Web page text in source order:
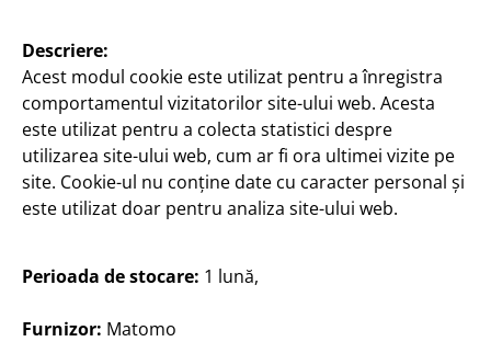
Carieră
Expansion
Calitate
Sustenabilitate
Contact
Căutare filială
Descriere:
Acest modul cookie este utilizat pentru a înregistra
comportamentul vizitatorilor site-ului web. Acesta
este utilizat pentru a colecta statistici despre
utilizarea site-ului web, cum ar fi ora ultimei vizite pe
site. Cookie-ul nu conține date cu caracter personal și
este utilizat doar pentru analiza site-ului web.
Perioada de stocare: 1 lună,
Furnizor: Matomo